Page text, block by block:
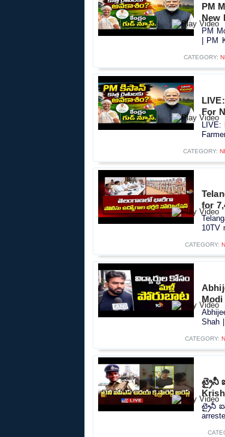
PM
New
PM
| PM
CATEGORY:
For
LIVE:
CATEGORY:
for
10TV
CATEGORY:
Modi
Shah
CATEGORY:
ట్రైనీ
ట్రైనీ